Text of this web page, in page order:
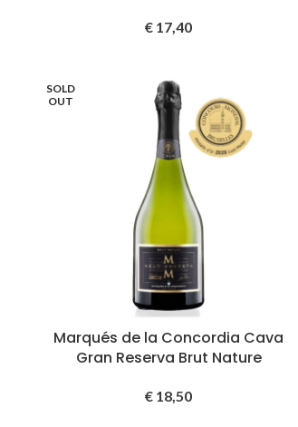
€ 17,40
SOLD
OUT
Marqués de la Concordia Cava
Gran Reserva Brut Nature
€ 18,50